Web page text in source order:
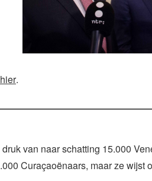
.
van naar schatting 15.000
Curaçaoënaars, maar ze wijst